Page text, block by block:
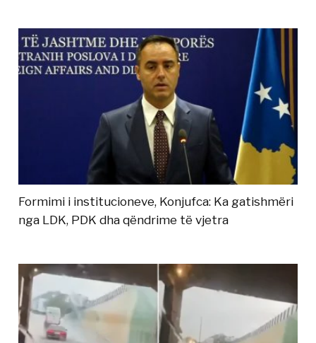
Formimi i institucioneve, Konjufca: Ka gatishmëri
nga LDK, PDK dha qëndrime të vjetra